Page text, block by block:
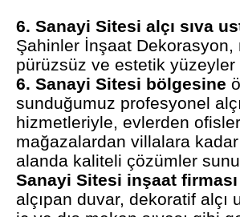
6. Sanayi Sitesi alçı sıva
Şahinler İnşaat Dekorasyon,
pürüzsüz ve estetik yüzeyler
6. Sanayi Sitesi bölgesine
sunduğumuz profesyonel
hizmetleriyle, evlerden
mağazalardan villalara
alanda kaliteli çözümler
Sanayi Sitesi inşaat firması
alçıpan duvar, dekoratif alçı